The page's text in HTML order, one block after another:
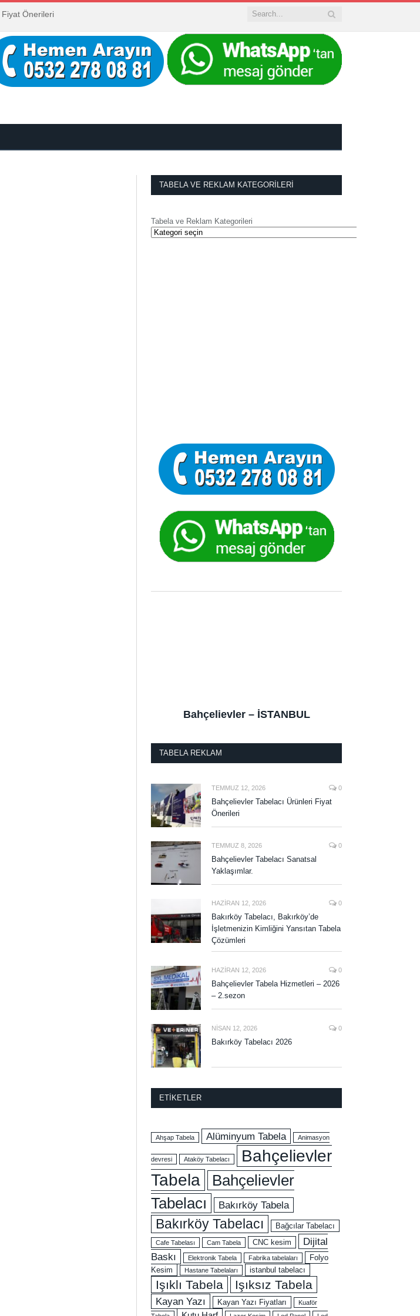
Fiyat Önerileri
TABELA VE REKLAM KATEGORILERI
Tabela ve Reklam Kategorileri
Bahçelievler – İSTANBUL
TABELA REKLAM
TEMMUZ 12, 2026 0
Bahçelievler Tabelacı Ürünleri Fiyat
Önerileri
TEMMUZ 8, 2026 0
Bahçelievler Tabelacı Sanatsal
Yaklaşımlar.
HAZIRAN 12, 2026 0
Bakırköy Tabelacı, Bakırköy’de
İşletmenizin Kimliğini Yansıtan Tabela
Çözümleri
HAZIRAN 12, 2026 0
Bahçelievler Tabela Hizmetleri – 2026
– 2.sezon
NISAN 12, 2026 0
Bakırköy Tabelacı 2026
ETIKETLER
Ahşap Tabela Alüminyum Tabela Animasyon
devresi Ataköy Tabelacı
Bahçelievler
Tabela
Bahçelievler
Tabelacı
Bakırköy Tabela
Bakırköy Tabelacı Bağcılar Tabelacı
Cafe Tabelası Cam Tabela CNC kesim
Dijital
Baskı
Elektronik Tabela Fabrika tabelaları
Folyo
Kesim
Hastane Tabelaları istanbul tabelacı
Işıklı Tabela Işıksız Tabela
Kayan Yazı Kayan Yazı Fiyatları
Kuaför